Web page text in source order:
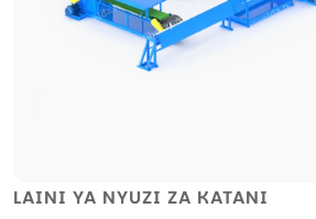
LAINI YA NYUZI ZA KATANI